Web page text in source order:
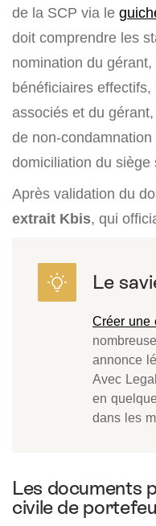
de la SCP via le
doit comprendre les
nomination du
bénéficiaires effectifs,
associés et du
de non-
domiciliation du siège
Après validation du
extrait Kbis, qui
Créer une
annonce
Avec
en
dans les
Les documents
civile de